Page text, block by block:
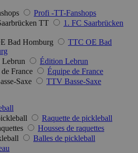
Profi -TT-Fanshops
TT
1. FC Saarbrücken
Bad Homburg
TTC OE Bad
Édition Lebrun
France
Équipe de France
Saxe
TTV Basse-Saxe
Raquette de pickleball
Housses de raquettes
Balles de pickleball